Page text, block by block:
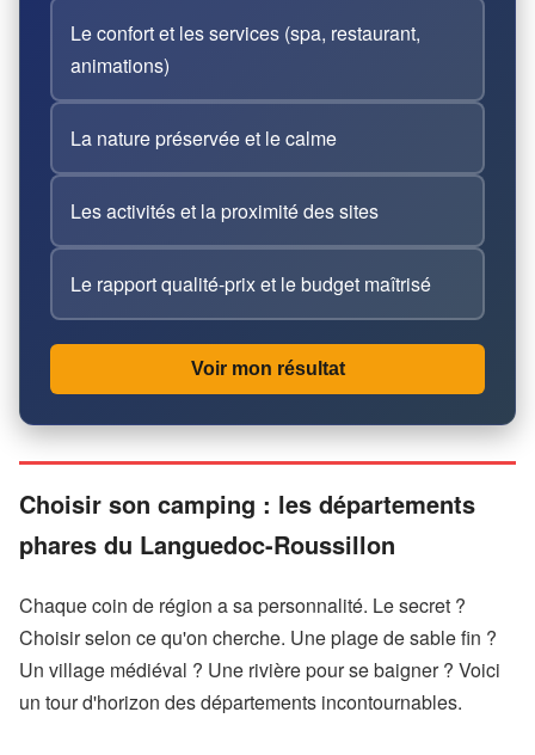
Le confort et les services (spa, restaurant,
animations)
La nature préservée et le calme
Les activités et la proximité des sites
Le rapport qualité-prix et le budget maîtrisé
Voir mon résultat
Choisir son camping : les départements
phares du Languedoc-Roussillon
Chaque coin de région a sa personnalité. Le secret ?
Choisir selon ce qu'on cherche. Une plage de sable fin ?
Un village médiéval ? Une rivière pour se baigner ? Voici
un tour d'horizon des départements incontournables.